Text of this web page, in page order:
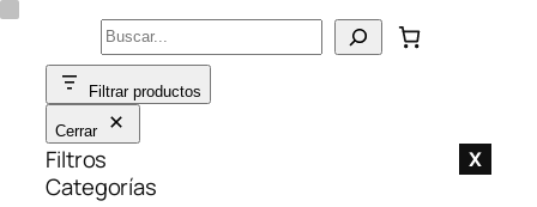
Saltar
contenido
Buscar
Filtrar productos
Cerrar
Filtros X
Categorías